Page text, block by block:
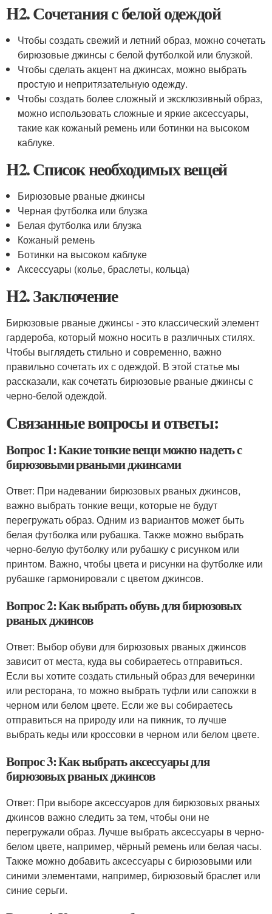
H2. Сочетания с белой одеждой
Чтобы создать свежий и летний образ, можно сочетать
бирюзовые джинсы с белой футболкой или блузкой.
Чтобы сделать акцент на джинсах, можно выбрать
простую и непритязательную одежду.
Чтобы создать более сложный и эксклюзивный образ,
можно использовать сложные и яркие аксессуары,
такие как кожаный ремень или ботинки на высоком
каблуке.
H2. Список необходимых вещей
Бирюзовые рваные джинсы
Черная футболка или блузка
Белая футболка или блузка
Кожаный ремень
Ботинки на высоком каблуке
Аксессуары (колье, браслеты, кольца)
H2. Заключение
Бирюзовые рваные джинсы - это классический элемент
гардероба, который можно носить в различных стилях.
Чтобы выглядеть стильно и современно, важно
правильно сочетать их с одеждой. В этой статье мы
рассказали, как сочетать бирюзовые рваные джинсы с
черно-белой одеждой.
Связанные вопросы и ответы:
Вопрос 1: Какие тонкие вещи можно надеть с
бирюзовыми рваными джинсами
Ответ: При надевании бирюзовых рваных джинсов,
важно выбрать тонкие вещи, которые не будут
перегружать образ. Одним из вариантов может быть
белая футболка или рубашка. Также можно выбрать
черно-белую футболку или рубашку с рисунком или
принтом. Важно, чтобы цвета и рисунки на футболке или
рубашке гармонировали с цветом джинсов.
Вопрос 2: Как выбрать обувь для бирюзовых
рваных джинсов
Ответ: Выбор обуви для бирюзовых рваных джинсов
зависит от места, куда вы собираетесь отправиться.
Если вы хотите создать стильный образ для вечеринки
или ресторана, то можно выбрать туфли или сапожки в
черном или белом цвете. Если же вы собираетесь
отправиться на природу или на пикник, то лучше
выбрать кеды или кроссовки в черном или белом цвете.
Вопрос 3: Как выбрать аксессуары для
бирюзовых рваных джинсов
Ответ: При выборе аксессуаров для бирюзовых рваных
джинсов важно следить за тем, чтобы они не
перегружали образ. Лучше выбрать аксессуары в черно-
белом цвете, например, чёрный ремень или белая часы.
Также можно добавить аксессуары с бирюзовыми или
синими элементами, например, бирюзовый браслет или
синие серьги.